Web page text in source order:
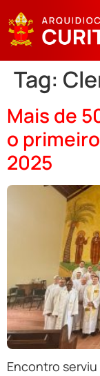
Tag:
Mais de
o
2025
Encontro